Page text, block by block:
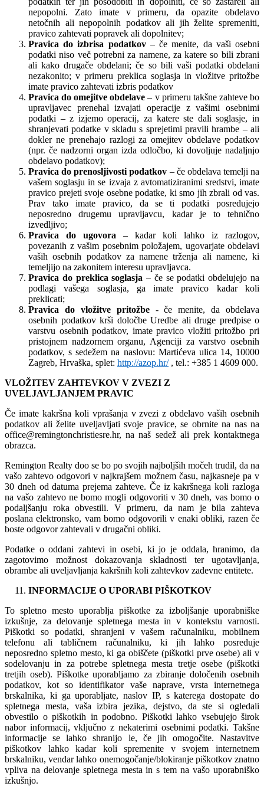
nepopolni. Zato imate v primeru, da opazite obdelavo
netočnih ali nepopolnih podatkov ali jih želite spremeniti,
pravico zahtevati popravek ali dopolnitev;
Pravica do izbrisa podatkov– če menite, da vaši osebni
podatki niso več potrebni za namene, za katere so bili zbrani
ali kako drugače obdelani; če so bili vaši podatki obdelani
nezakonito; v primeru preklica soglasja in vložitve pritožbe
imate pravico zahtevati izbris podatkov
Pravica do omejitve obdelave – v primeru takšne zahteve bo
upravljavec prenehal izvajati operacije z vašimi osebnimi
podatki – z izjemo operacij, za katere ste dali soglasje, in
shranjevati podatke v skladu s sprejetimi pravili hrambe – ali
dokler ne prenehajo razlogi za omejitev obdelave podatkov
(npr. če nadzorni organ izda odločbo, ki dovoljuje nadaljnjo
obdelavo podatkov);
Pravica do prenosljivosti podatkov – če obdelava temelji na
vašem soglasju in se izvaja z avtomatiziranimi sredstvi, imate
pravico prejeti svoje osebne podatke, ki smo jih zbrali od vas.
Prav tako imate pravico, da se ti podatki posredujejo
neposredno drugemu upravljavcu, kadar je to tehnično
izvedljivo;
Pravica do ugovora – kadar koli lahko iz razlogov,
povezanih z vašim posebnim položajem, ugovarjate obdelavi
vaših osebnih podatkov za namene trženja ali namene, ki
temeljijo na zakonitem interesu upravljavca.
Pravica do preklica soglasja – če se podatki obdelujejo na
podlagi vašega soglasja, ga imate pravico kadar koli
preklicati;
Pravica do vložitve pritožbe- če menite, da obdelava
osebnih podatkov krši določbe Uredbe ali druge predpise o
varstvu osebnih podatkov, imate pravico vložiti pritožbo pri
pristojnem nadzornem organu, Agenciji za varstvo osebnih
podatkov, s sedežem na naslovu: Martićeva ulica 14, 10000
Zagreb, Hrvaška, splet: http://azop.hr/, tel.: +385 1 4609 000.
VLOŽITEV ZAHTEVKOV V ZVEZI Z
UVELJAVLJANJEM PRAVIC
Če imate kakršna koli vprašanja v zvezi z obdelavo vaših osebnih
podatkov ali želite uveljavljati svoje pravice, se obrnite na nas na
office@remingtonchristiesre.hr, na naš sedež ali prek kontaktnega
obrazca.
Remington Realty doo se bo po svojih najboljših močeh trudil, da na
vašo zahtevo odgovori v najkrajšem možnem času, najkasneje pa v
30 dneh od datuma prejema zahteve. Če iz kakršnega koli razloga
na vašo zahtevo ne bomo mogli odgovoriti v 30 dneh, vas bomo o
podaljšanju roka obvestili. V primeru, da nam je bila zahteva
poslana elektronsko, vam bomo odgovorili v enaki obliki, razen če
boste odgovor zahtevali v drugačni obliki.
Podatke o oddani zahtevi in osebi, ki jo je oddala, hranimo, da
zagotovimo možnost dokazovanja skladnosti ter ugotavljanja,
obrambe ali uveljavljanja kakršnih koli zahtevkov zadevne entitete.
INFORMACIJE O UPORABI PIŠKOTKOV
To spletno mesto uporablja piškotke za izboljšanje uporabniške
izkušnje, za delovanje spletnega mesta in v kontekstu varnosti.
Piškotki so podatki, shranjeni v vašem računalniku, mobilnem
telefonu ali tabličnem računalniku, ki jih lahko posreduje
neposredno spletno mesto, ki ga obiščete (piškotki prve osebe) ali v
sodelovanju in za potrebe spletnega mesta tretje osebe (piškotki
tretjih oseb). Piškotke uporabljamo za zbiranje določenih osebnih
podatkov, kot so identifikator vaše naprave, vrsta internetnega
brskalnika, ki ga uporabljate, naslov IP, s katerega dostopate do
spletnega mesta, vaša izbira jezika, dejstvo, da ste si ogledali
obvestilo o piškotkih in podobno. Piškotki lahko vsebujejo širok
nabor informacij, vključno z nekaterimi osebnimi podatki. Takšne
informacije se lahko shranijo le, če jih omogočite. Nastavitve
piškotkov lahko kadar koli spremenite v svojem internetnem
brskalniku, vendar lahko onemogočanje/blokiranje piškotkov znatno
vpliva na delovanje spletnega mesta in s tem na vašo uporabniško
izkušnjo.